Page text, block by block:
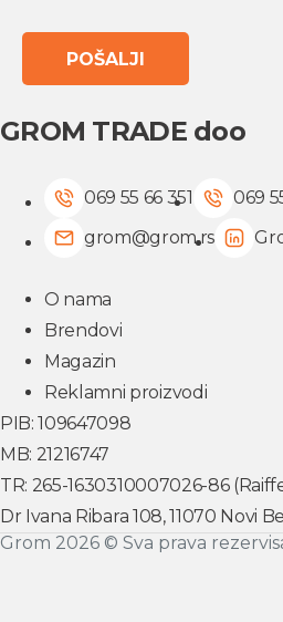
GROM TRADE doo
069 55 66 351
069
grom@grom.rs
O nama
Brendovi
Magazin
Reklamni proizvodi
PIB: 109647098
MB: 21216747
TR: 265-1630310007026-86
Dr Ivana Ribara 108, 11070 Novi
Grom 2026 © Sva prava